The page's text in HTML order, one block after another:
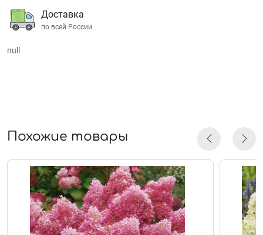
Доставка
по всей России
null
Похожие товары